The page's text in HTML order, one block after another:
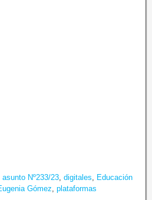
asunto Nº233/23, digitales, Educación
Gómez, plataformas